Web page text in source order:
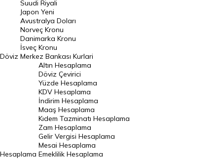
Avustralya Doları
Danimarka Kronu Kuru
Kanada Doları Kuru
Norveç Kronu Kuru
İsveç Kronu Kuru
Japon Yeni Kuru
Serbest Piyasa Döviz Kurları
Merkez Bankası Döviz Kurları
Altın Fiyatları
Döviz
Suudi Riyali
Japon Yeni
Avustralya Doları
Norveç Kronu
Danimarka Kronu
İsveç Kronu
Merkez Bankası Kurlari
Hesaplama
Altın Hesaplama
Döviz Çevirici
Yüzde Hesaplama
KDV Hesaplama
İndirim Hesaplama
Maaş Hesaplama
Kıdem Tazminatı Hesaplama
Zam Hesaplama
Gelir Vergisi Hesaplama
Mesai Hesaplama
Emeklilik Hesaplama